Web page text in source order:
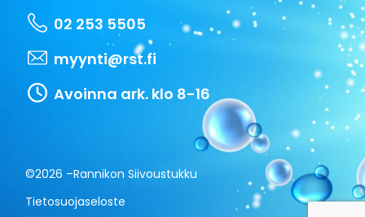
02 253 5505
myynti@rst.fi
Avoinna ark. klo 8-16
©2026 –Rannikon Siivoustukku
Tietosuojaseloste